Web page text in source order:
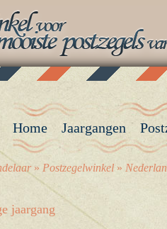
jaargang
Home Jaargangen
» Postzegelwinkel »